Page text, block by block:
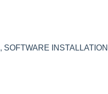
, SOFTWARE INSTALLATION